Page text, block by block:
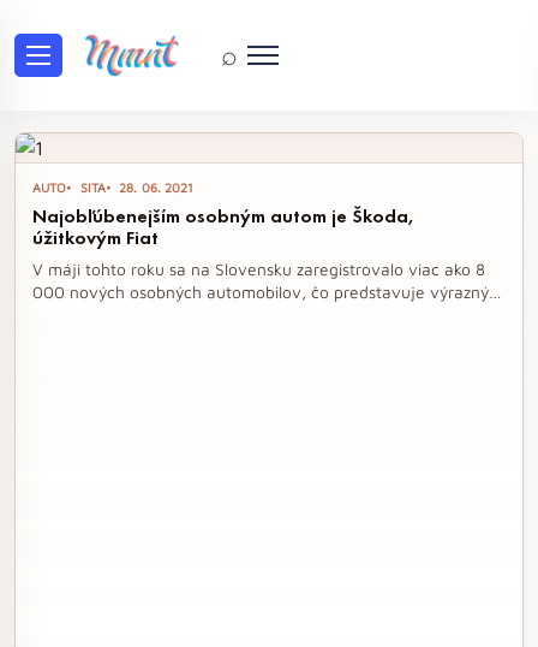
⌕
Tag: Zväz automobilového
AUTO SITA 28. 06. 2021
Najobľúbenejším osobným autom je Škoda,
úžitkovým Fiat
V máji tohto roku sa na Slovensku zaregistrovalo viac ako 8
000 nových osobných automobilov, čo predstavuje výrazný